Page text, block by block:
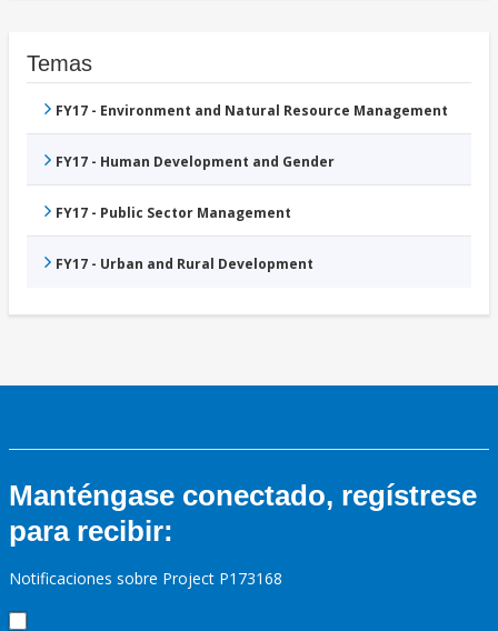
Temas
FY17 - Environment and Natural Resource Management
FY17 - Human Development and Gender
FY17 - Public Sector Management
FY17 - Urban and Rural Development
Manténgase conectado, regístrese
para recibir:
Notificaciones sobre Project P173168